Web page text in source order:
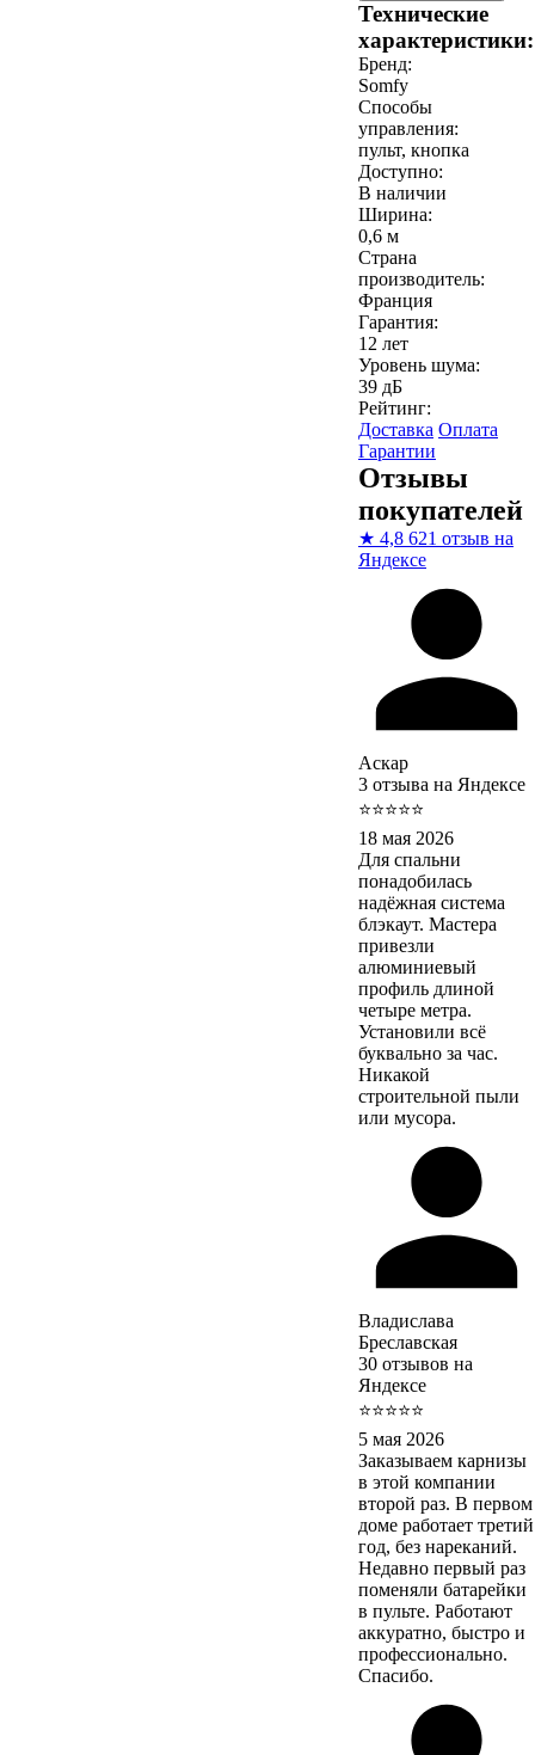
Технические
характеристики:
Бренд:
Somfy
Способы
управления:
пульт, кнопка
Доступно:
В наличии
Ширина:
0,6 м
Страна
производитель:
Франция
Гарантия:
12 лет
Уровень шума:
39 дБ
Рейтинг:
Доставка Оплата
Гарантии
Отзывы
покупателей
★ 4,8 621 отзыв на
Яндексе
Аскар
3 отзыва на Яндексе
⭐⭐⭐⭐⭐
18 мая 2026
Для спальни
понадобилась
надёжная система
блэкаут. Мастера
привезли
алюминиевый
профиль длиной
четыре метра.
Установили всё
буквально за час.
Никакой
строительной пыли
или мусора.
Владислава
Бреславская
30 отзывов на
Яндексе
⭐⭐⭐⭐⭐
5 мая 2026
Заказываем карнизы
в этой компании
второй раз. В первом
доме работает третий
год, без нареканий.
Недавно первый раз
поменяли батарейки
в пульте. Работают
аккуратно, быстро и
профессионально.
Спасибо.